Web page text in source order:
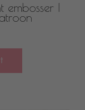
embosser |